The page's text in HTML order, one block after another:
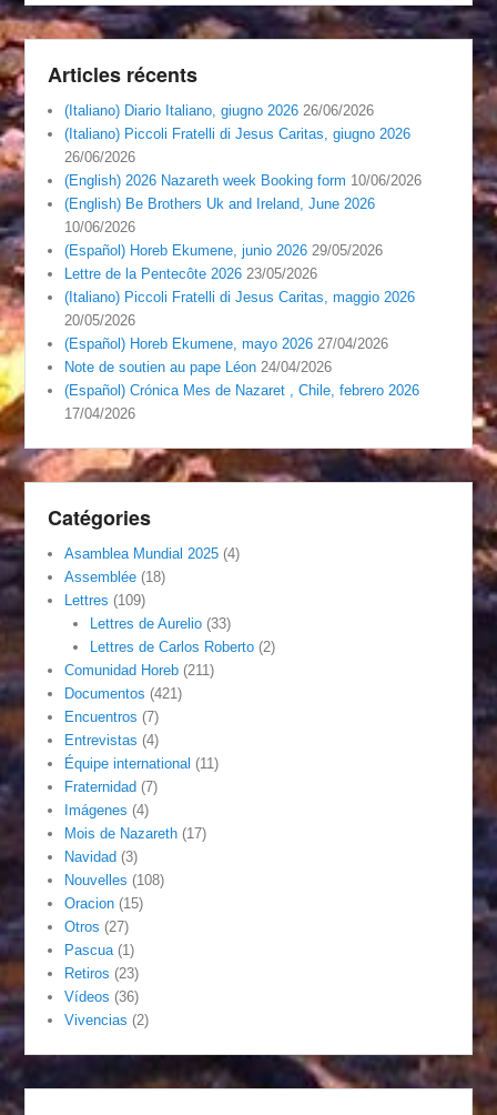
Articles récents
(Italiano) Diario Italiano, giugno 2026 26/06/2026
(Italiano) Piccoli Fratelli di Jesus Caritas, giugno 2026
26/06/2026
(English) 2026 Nazareth week Booking form 10/06/2026
(English) Be Brothers Uk and Ireland, June 2026
10/06/2026
(Español) Horeb Ekumene, junio 2026 29/05/2026
Lettre de la Pentecôte 2026 23/05/2026
(Italiano) Piccoli Fratelli di Jesus Caritas, maggio 2026
20/05/2026
(Español) Horeb Ekumene, mayo 2026 27/04/2026
Note de soutien au pape Léon 24/04/2026
(Español) Crónica Mes de Nazaret , Chile, febrero 2026
17/04/2026
Catégories
Asamblea Mundial 2025 (4)
Assemblée (18)
Lettres (109)
Lettres de Aurelio(33)
Lettres de Carlos Roberto(2)
Comunidad Horeb (211)
Documentos (421)
Encuentros (7)
Entrevistas (4)
Équipe international (11)
Fraternidad (7)
Imágenes (4)
Mois de Nazareth (17)
Navidad (3)
Nouvelles (108)
Oracion (15)
Otros (27)
Pascua (1)
Retiros (23)
Vídeos (36)
Vivencias (2)